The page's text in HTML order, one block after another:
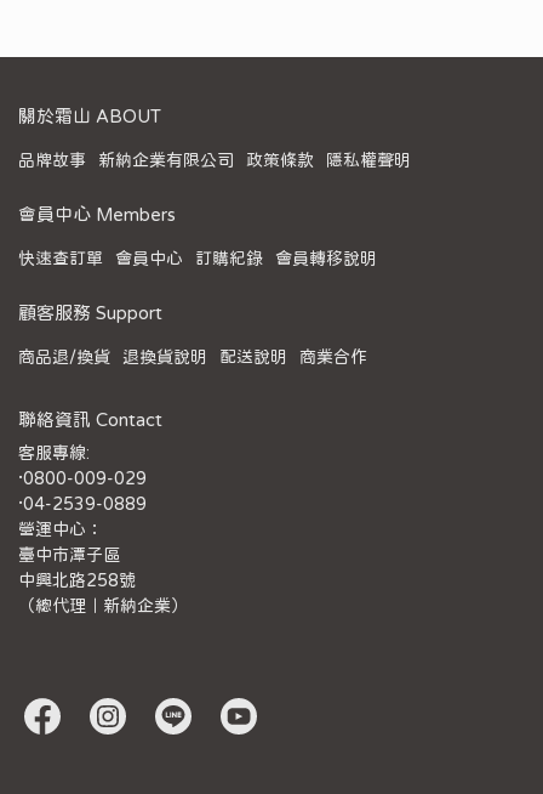
關於霜山 ABOUT
品牌故事 新納企業有限公司 政策條款 隱私權聲明
會員中心 Members
快速查訂單 會員中心 訂購紀錄 會員轉移說明
顧客服務 Support
商品退/換貨 退換貨說明 配送說明 商業合作
聯絡資訊 Contact
客服專線:
·0800-009-029
·04-2539-0889
營運中心：
臺中市潭子區
中興北路258號
（總代理｜新納企業）